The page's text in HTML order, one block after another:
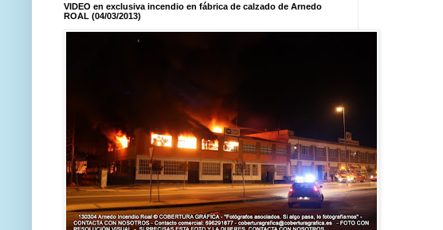
VIDEO en exclusiva incendio en fábrica de calzado de Arnedo
ROAL (04/03/2013)